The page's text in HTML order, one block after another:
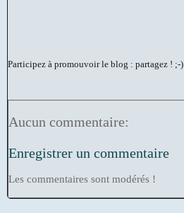
Participez à promouvoir le blog : partagez ! ;-)
Aucun commentaire:
Enregistrer un commentaire
Les commentaires sont modérés !